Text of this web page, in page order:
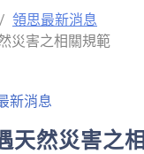
領思最新消息
災害之相關規範
新消息
天然災害之